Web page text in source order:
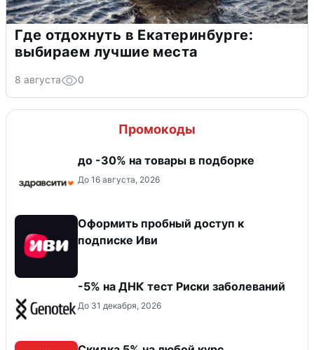
Где отдохнуть в Екатеринбурге:
выбираем лучшие места
8 августа 0
Промокоды
до -30% на товары в подборке
До 16 августа, 2026
Оформить пробный доступ к
подписке Иви
-5% на ДНК тест Риски заболеваний
До 31 декабря, 2026